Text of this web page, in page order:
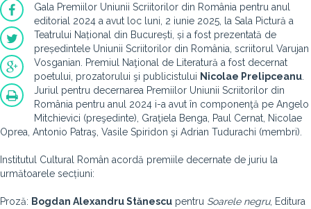
Gala Premiilor Uniunii Scriitorilor din România pentru anul
editorial 2024 a avut loc luni, 2 iunie 2025, la Sala Pictură a
Teatrului Național din București, și a fost prezentată de
președintele Uniunii Scriitorilor din România, scriitorul Varujan
Vosganian. Premiul Naţional de Literatură a fost decernat
poetului, prozatorului şi publicistului Nicolae Prelipceanu
Juriul pentru decernarea Premiilor Uniunii Scriitorilor din
România pentru anul 2024 i-a avut în componenţă pe Angelo
Mitchievici (preşedinte), Graţiela Benga, Paul Cernat, Nicolae
Oprea, Antonio Patraş, Vasile Spiridon şi Adrian Tudurachi (membri).
Institutul Cultural Român acordă premiile decernate de juriu la
următoarele secțiuni:
Proză: Bogdan Alexandru Stănescu pentru Soarele negru, Editura